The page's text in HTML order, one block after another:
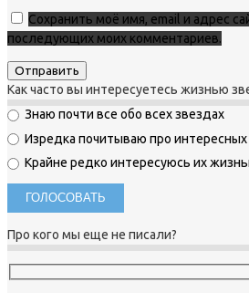
Сохранить моё имя, email и адрес
последующих моих комментариев.
Как часто вы интересуетесь жизнью
Знаю почти все обо всех звездах
Изредка почитываю про
Крайне редко интересуюсь их
Про кого мы еще не писали?